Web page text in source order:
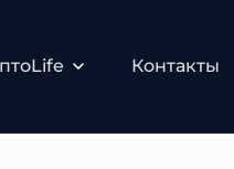
Контакты